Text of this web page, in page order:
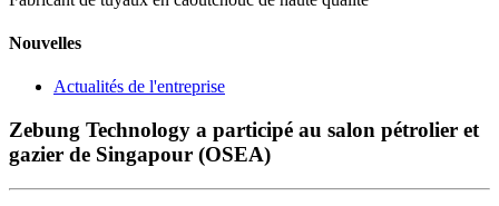
Nouvelles
Actualités de l'entreprise
Zebung Technology a participé au salon pétrolier et
gazier de Singapour (OSEA)